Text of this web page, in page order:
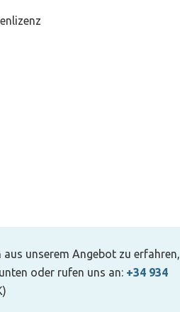
unserem Angebot zu erfahren,
oder rufen uns an: +34 934